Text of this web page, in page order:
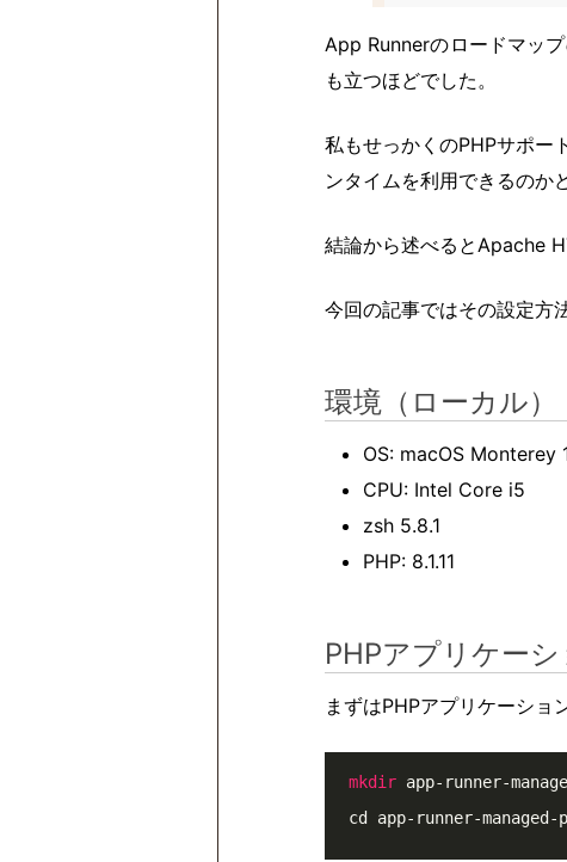
App Runnerのロードマッ
も立つほどでした。
私もせっかくのPHPサポー
ンタイムを利用できるのか
結論から述べるとApache
今回の記事ではその設定方
環境（ローカル）
OS: macOS Monterey
CPU: Intel Core i5
zsh 5.8.1
PHP: 8.1.11
PHPアプリケー
まずはPHPアプリケーショ
mkdir app-runner-
cd app-runner-managed-